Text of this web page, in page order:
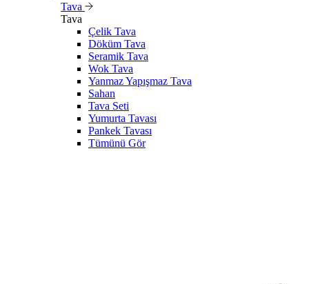
Tava
Tava
Çelik Tava
Döküm Tava
Seramik Tava
Wok Tava
Yanmaz Yapışmaz Tava
Sahan
Tava Seti
Yumurta Tavası
Pankek Tavası
Tümünü Gör